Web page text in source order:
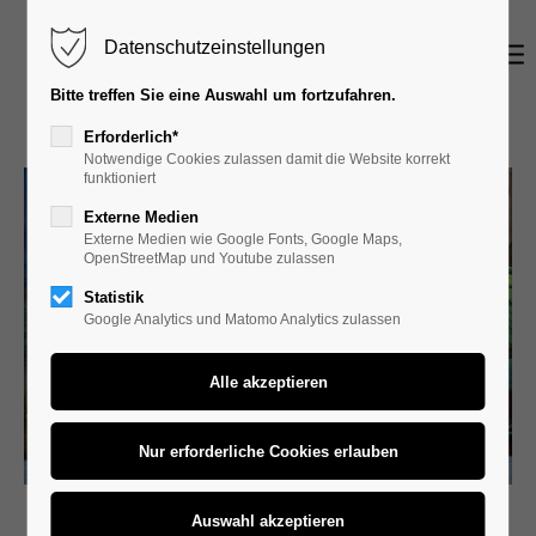
Login
Benutzername
Passwort
Register|Lost your password?
Support
Lorem ipsum dolor sit amet:
Datenschutzeinstellungen
Bitte treffen Sie eine Auswahl um fortzufahren.
Erforderlich*
Notwendige Cookies zulassen damit die Website korrekt
funktioniert
Externe Medien
Externe Medien wie Google Fonts, Google Maps,
OpenStreetMap und Youtube zulassen
Statistik
Google Analytics und Matomo Analytics zulassen